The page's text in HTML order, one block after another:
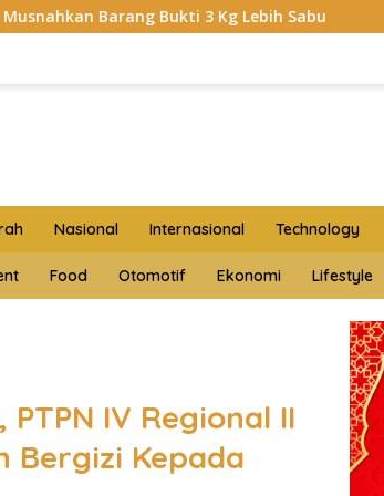
Kg Lebih Sabu HKTI Asahan Geruduk
Nasional Internasional Technology
Food Otomotif Ekonomi Lifestyle
IV Regional II
Bergizi Kepada